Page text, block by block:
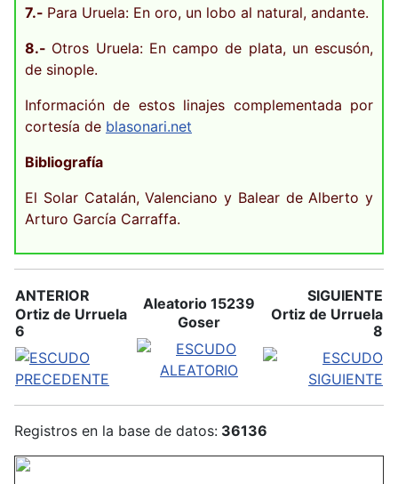
7.- Para Uruela: En oro, un lobo al natural, andante.
8.- Otros Uruela: En campo de plata, un escusón,
de sinople.
Información de estos linajes complementada por
cortesía de blasonari.net
Bibliografía
El Solar Catalán, Valenciano y Balear de Alberto y
Arturo García Carraffa.
ANTERIOR
Ortiz de Urruela
6
Aleatorio 15239
Goser
SIGUIENTE
Ortiz de Urruela
8
Registros en la base de datos: 36136